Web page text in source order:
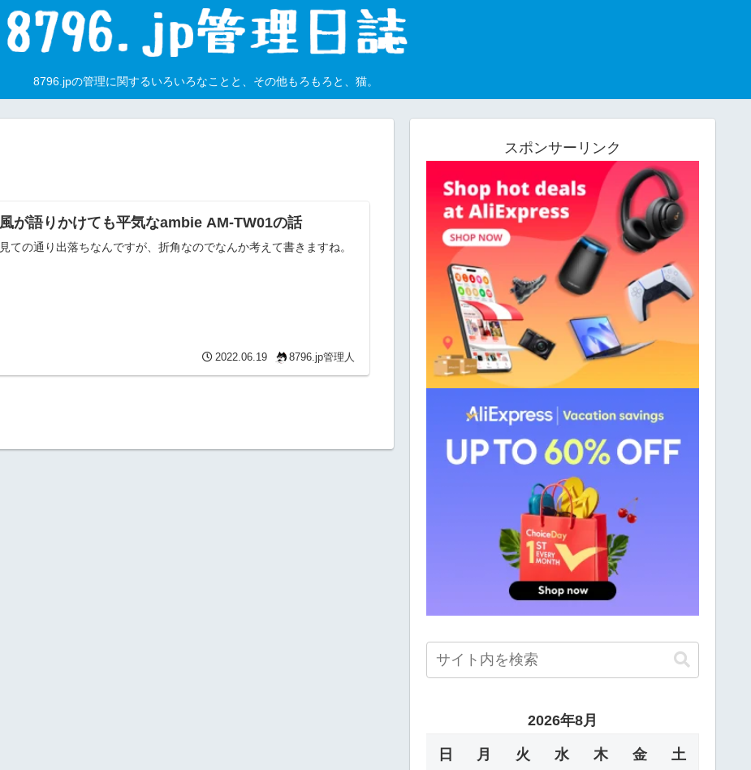
8796.jpの管理に関するいろいろなことと、その他もろもろと、猫。
風が語りかけても平気なambie AM-TW01の話
見ての通り出落ちなんですが、折角なのでなんか考えて書きますね。
2022.06.19 8796.jp管理人
スポンサーリンク
2026年8月
日 月 火 水 木 金 土